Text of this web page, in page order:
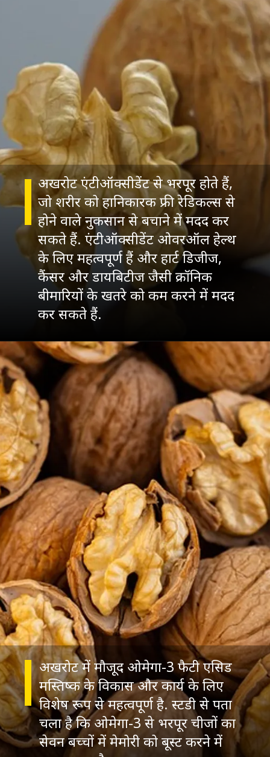
अखरोट एंटीऑक्सीडेंट से भरपूर होते हैं,
जो शरीर को हानिकारक फ्री रेडिकल्स से
होने वाले नुकसान से बचाने में मदद कर
सकते हैं. एंटीऑक्सीडेंट ओवरऑल हेल्थ
के लिए महत्वपूर्ण हैं और हार्ट डिजीज,
कैंसर और डायबिटीज जैसी क्रॉनिक
बीमारियों के खतरे को कम करने में मदद
अखरोट में मौजूद ओमेगा-3 फैटी एसिड
मस्तिष्क के विकास और कार्य के लिए
विशेष रूप से महत्वपूर्ण है. स्टडी से पता
चला है कि ओमेगा-3 से भरपूर चीजों का
सेवन बच्चों में मेमोरी को बूस्ट करने में